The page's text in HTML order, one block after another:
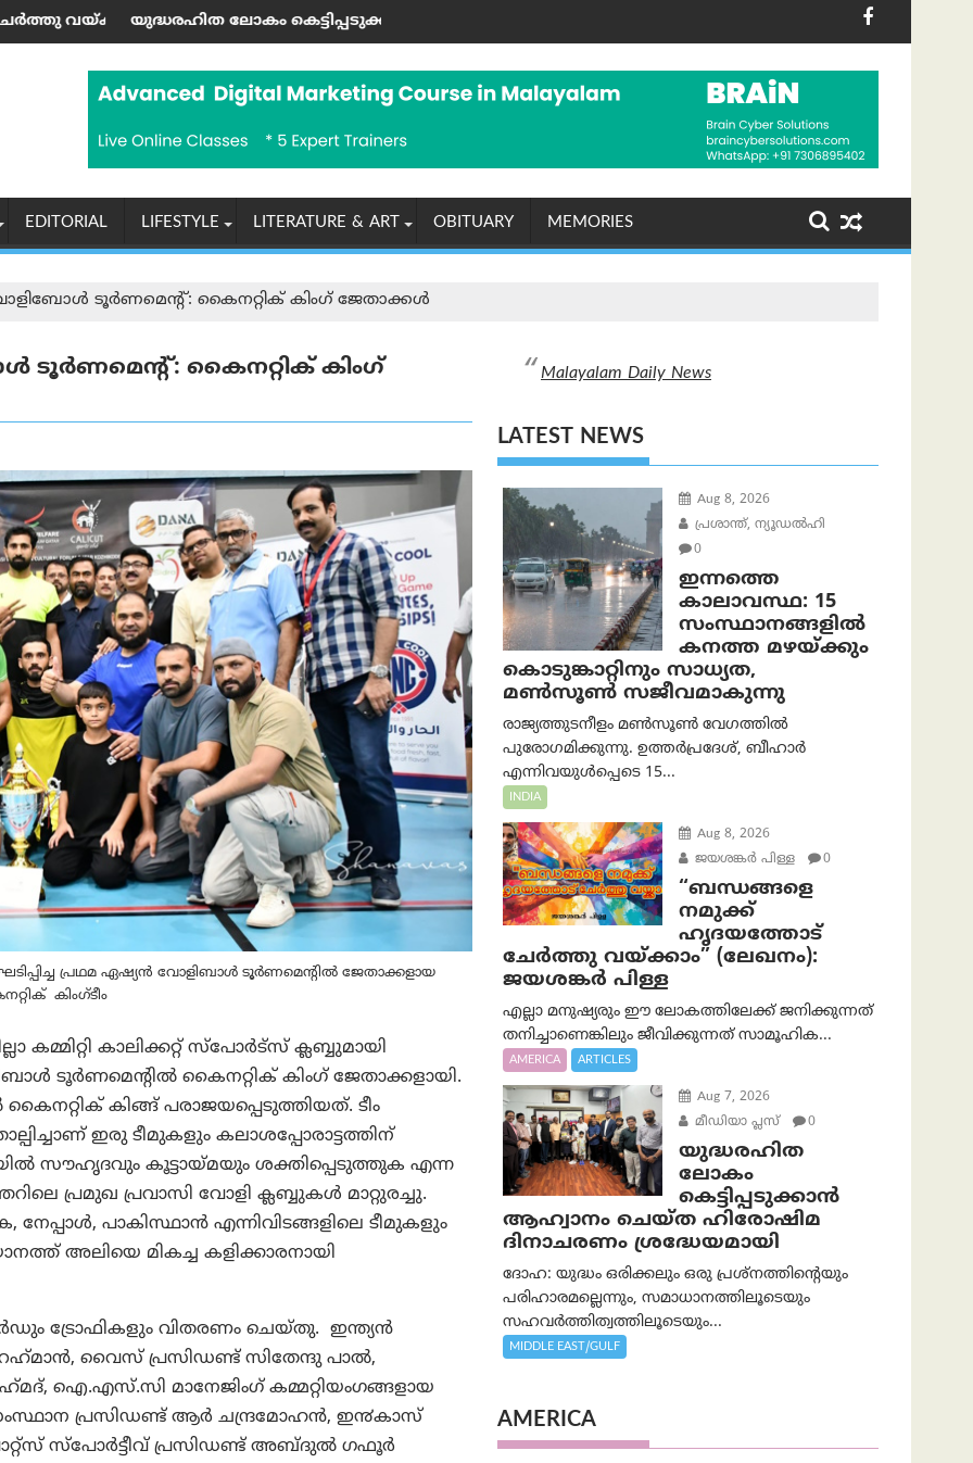
ജയശങ്കര്‍ പിള്ള
ലോകം കെട്ടിപ്പടുക്കാന്‍ ആഹ്വാനം ചെയ്ത ഹിരോഷിമ ദിനാചരണം ശ്രദ്ധേയമായി
യൂണിയൻ കോപ് ശാഖയിൽ ഷോപ് ചെയ്തയാൾക്ക് അപ്പാർട്ട്മെന്റ്
പരമ്പരാഗത
EDITORIAL LIFESTYLE LITERATURE & ART OBITUARY MEMORIES
ടൂർണമെന്റ്: കൈനറ്റിക് കിംഗ് ജേതാക്കൾ
ടൂർണമെന്റ്: കൈനറ്റിക് കിംഗ്
പ്രഥമ ഏഷ്യന്‍ വോളിബാൾ ടൂർണമെന്റിൽ ജേതാക്കളായ
കിംഗ്ടീം
കാലിക്കറ്റ് സ്പോർട്‌സ് ക്ലബ്ബുമായി
ടൂർണമെന്റിൽ കൈനറ്റിക് കിംഗ് ജേതാക്കളായി.
കിങ്ങ് പരാജയപ്പെടുത്തിയത്. ടീം
ഇരു ടീമുകളും കലാശപ്പോരാട്ടത്തിന്‌
സൗഹൃദവും കൂട്ടായ്മയും ശക്തിപ്പെടുത്തുക എന്ന
പ്രമുഖ പ്രവാസി വോളി ക്ലബ്ബുകള്‍ മാറ്റുരച്ചു.
നേപ്പാള്‍, പാകിസ്ഥാന്‍ എന്നിവിടങ്ങളിലെ ടീമുകളും
അലിയെ മികച്ച കളിക്കാരനായി
ട്രോഫികളും വിതരണം ചെയ്തു. ഇന്ത്യൻ
വൈസ് പ്രസിഡണ്ട് സിതേന്ദു പാല്‍,
ഐ.എസ്.സി മാനേജിംഗ് കമ്മറ്റിയംഗങ്ങളായ
പ്രസിഡണ്ട് ആർ ചന്ദ്രമോഹൻ, ഇ൯കാസ്
സ്പോര്‍ട്ടീവ് പ്രസിഡണ്ട് അബ്ദുല്‍ ഗഫൂര്‍
Malayalam Daily News
LATEST NEWS
Aug 8, 2026
പ്രശാന്ത്, ന്യൂഡല്‍ഹി
0
ഇന്നത്തെ
കാലാവസ്ഥ: 15
സംസ്ഥാനങ്ങളിൽ
കനത്ത മഴയ്ക്കും
കൊടുങ്കാറ്റിനും സാധ്യത,
മൺസൂൺ സജീവമാകുന്നു
രാജ്യത്തുടനീളം മൺസൂൺ വേഗത്തിൽ
പുരോഗമിക്കുന്നു. ഉത്തർപ്രദേശ്, ബീഹാർ
എന്നിവയുൾപ്പെടെ 15...
INDIA
Aug 8, 2026
ജയശങ്കര്‍ പിള്ള
0
“ബന്ധങ്ങളെ
നമുക്ക്
ഹൃദയത്തോട്
ചേർത്തു വയ്ക്കാം” (ലേഖനം):
ജയശങ്കര്‍ പിള്ള
എല്ലാ മനുഷ്യരും ഈ ലോകത്തിലേക്ക് ജനിക്കുന്നത്
തനിച്ചാണെങ്കിലും ജീവിക്കുന്നത് സാമൂഹിക...
AMERICA ARTICLES
Aug 7, 2026
മീഡിയാ പ്ലസ്
0
യുദ്ധരഹിത
ലോകം
കെട്ടിപ്പടുക്കാന്‍
ആഹ്വാനം ചെയ്ത ഹിരോഷിമ
ദിനാചരണം ശ്രദ്ധേയമായി
ദോഹ: യുദ്ധം ഒരിക്കലും ഒരു പ്രശ്‌നത്തിന്റെയും
പരിഹാരമല്ലെന്നും, സമാധാനത്തിലൂടെയും
സഹവര്‍ത്തിത്വത്തിലൂടെയും...
MIDDLE EAST/GULF
AMERICA